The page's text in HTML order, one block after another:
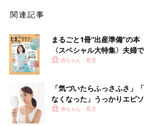
関連記事
まるごと1冊“出産準備”の本
〈スペシャル大特集〉夫婦
赤ちゃん・育児
「気づいたらふっさふさ」
なくなった」うっかりエピ
理は何日に1回している？
赤ちゃん・育児